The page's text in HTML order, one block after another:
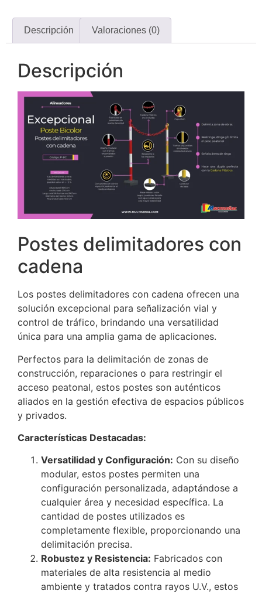
Descripción Valoraciones (0)
Descripción
Postes delimitadores con
cadena
Los postes delimitadores con cadena ofrecen una
solución excepcional para señalización vial y
control de tráfico, brindando una versatilidad
única para una amplia gama de aplicaciones.
Perfectos para la delimitación de zonas de
construcción, reparaciones o para restringir el
acceso peatonal, estos postes son auténticos
aliados en la gestión efectiva de espacios públicos
y privados.
Características Destacadas:
Versatilidad y Configuración: Con su diseño
modular, estos postes permiten una
configuración personalizada, adaptándose a
cualquier área y necesidad específica. La
cantidad de postes utilizados es
completamente flexible, proporcionando una
delimitación precisa.
Robustez y Resistencia: Fabricados con
materiales de alta resistencia al medio
ambiente y tratados contra rayos U.V., estos